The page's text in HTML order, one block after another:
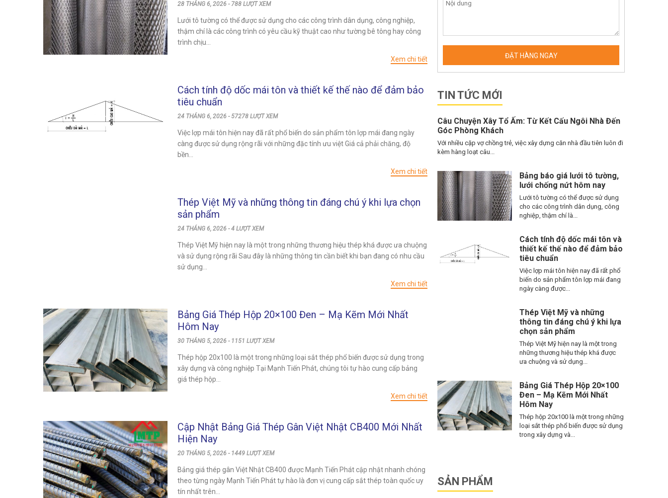
28 THÁNG 6, 2026 - 788 LƯỢT XEM
Lưới tô tường có thể được sử dụng cho các công trình dân dụng, công nghiệp,
thậm chí là các công trình có yêu cầu kỹ thuật cao như tường bê tông hay công
trình chịu...
Xem chi tiết
Cách tính độ dốc mái tôn và thiết kế thế nào để đảm bảo
tiêu chuẩn
24 THÁNG 6, 2026 - 57278 LƯỢT XEM
Việc lợp mái tôn hiện nay đã rất phổ biến do sản phẩm tôn lợp mái đang ngày
càng được sử dụng rộng rãi với những đặc tính ưu việt Giá cả phải chăng, độ
bền...
Xem chi tiết
Thép Việt Mỹ và những thông tin đáng chú ý khi lựa chọn
sản phẩm
24 THÁNG 6, 2026 - 4 LƯỢT XEM
Thép Việt Mỹ hiện nay là một trong những thương hiệu thép khá được ưa chuộng
và sử dụng rộng rãi Sau đây là những thông tin cần biết khi bạn đang có nhu cầu
sử dụng...
Xem chi tiết
Bảng Giá Thép Hộp 20×100 Đen – Mạ Kẽm Mới Nhất
Hôm Nay
30 THÁNG 5, 2026 - 1151 LƯỢT XEM
Thép hộp 20x100 là một trong những loại sắt thép phổ biến được sử dụng trong
xây dựng và công nghiệp Tại Mạnh Tiến Phát, chúng tôi tự hào cung cấp bảng
giá thép hộp...
Xem chi tiết
Cập Nhật Bảng Giá Thép Gân Việt Nhật CB400 Mới Nhất
Hiện Nay
20 THÁNG 5, 2026 - 1449 LƯỢT XEM
Bảng giá thép gân Việt Nhật CB400 được Mạnh Tiến Phát cập nhật nhanh chóng
theo từng ngày Mạnh Tiến Phát tự hào là đơn vị cung cấp sắt thép toàn quốc uy
tín nhất trên...
TIN TỨC MỚI
Câu Chuyện Xây Tổ Ấm: Từ Kết Cấu Ngôi Nhà Đến
Góc Phòng Khách
Với nhiều cặp vợ chồng trẻ, việc xây dựng căn nhà đầu tiên luôn đi
kèm hàng loạt câu...
Bảng báo giá lưới tô tường,
lưới chống nứt hôm nay
Lưới tô tường có thể được sử dụng
cho các công trình dân dụng, công
nghiệp, thậm chí là...
Cách tính độ dốc mái tôn và
thiết kế thế nào để đảm bảo
tiêu chuẩn
Việc lợp mái tôn hiện nay đã rất phổ
biến do sản phẩm tôn lợp mái đang
ngày càng được...
Thép Việt Mỹ và những
thông tin đáng chú ý khi lựa
chọn sản phẩm
Thép Việt Mỹ hiện nay là một trong
những thương hiệu thép khá được
ưa chuộng và sử dụng...
Bảng Giá Thép Hộp 20×100
Đen – Mạ Kẽm Mới Nhất
Hôm Nay
Thép hộp 20x100 là một trong những
loại sắt thép phổ biến được sử dụng
trong xây dựng và...
SẢN PHẨM